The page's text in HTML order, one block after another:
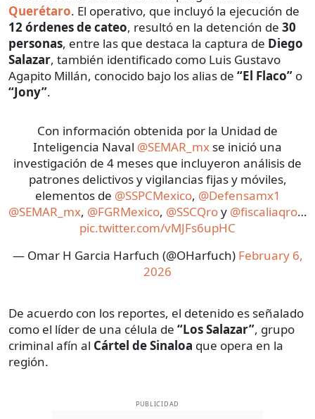
Querétaro. El operativo, que incluyó la ejecución de
12 órdenes de cateo, resultó en la detención de 30
personas, entre las que destaca la captura de Diego
Salazar, también identificado como Luis Gustavo
Agapito Millán, conocido bajo los alias de “El Flaco” o
“Jony”.
Con información obtenida por la Unidad de
Inteligencia Naval @SEMAR_mx se inició una
investigación de 4 meses que incluyeron análisis de
patrones delictivos y vigilancias fijas y móviles,
elementos de @SSPCMexico, @Defensamx1
@SEMAR_mx, @FGRMexico, @SSCQroy @fiscaliaqro…
pic.twitter.com/vMJFs6upHC
— Omar H Garcia Harfuch (@OHarfuch) February 6,
2026
De acuerdo con los reportes, el detenido es señalado
como el líder de una célula de “Los Salazar”, grupo
criminal afín al Cártel de Sinaloa que opera en la
región.
PUBLICIDAD